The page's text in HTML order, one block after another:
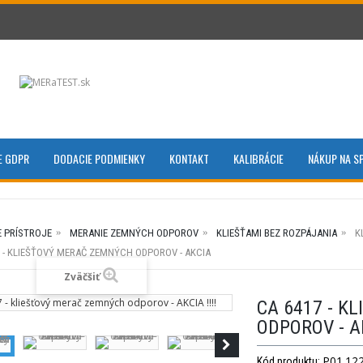
GDPR DODACIE PODMIENKY KONTAKT KALIBRÁCIE NÁKUP NA
PRÍSTROJE MERANIE ZEMNÝCH ODPOROV KLIEŠŤAMI BEZ ROZPÁJANIA
KLIEŠŤOVÝ MERAČ ZEMNÝCH ODPOROV - AKCIA
Zväčšiť
CA 6417 -
ODPOROV -